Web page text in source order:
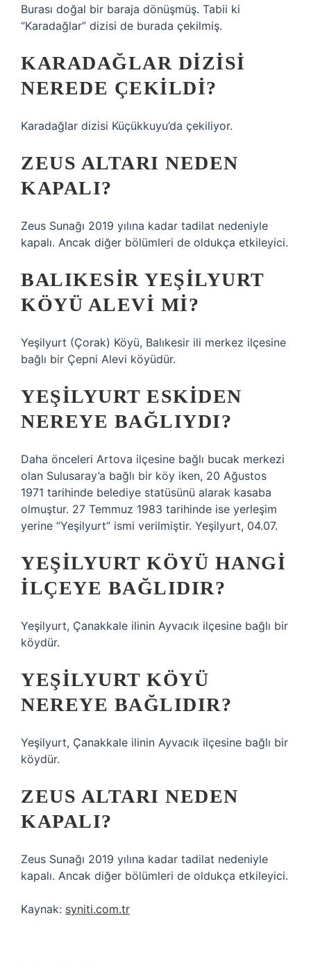
Burası doğal bir baraja dönüşmüş. Tabii ki
“Karadağlar” dizisi de burada çekilmiş.
KARADAĞLAR DIZISI
NEREDE ÇEKILDI?
Karadağlar dizisi Küçükkuyu’da çekiliyor.
ZEUS ALTARI NEDEN
KAPALI?
Zeus Sunağı 2019 yılına kadar tadilat nedeniyle
kapalı. Ancak diğer bölümleri de oldukça etkileyici.
BALIKESIR YEŞILYURT
KÖYÜ ALEVI MI?
Yeşilyurt (Çorak) Köyü, Balıkesir ili merkez ilçesine
bağlı bir Çepni Alevi köyüdür.
YEŞILYURT ESKIDEN
NEREYE BAĞLIYDI?
Daha önceleri Artova ilçesine bağlı bucak merkezi
olan Sulusaray’a bağlı bir köy iken, 20 Ağustos
1971 tarihinde belediye statüsünü alarak kasaba
olmuştur. 27 Temmuz 1983 tarihinde ise yerleşim
yerine “Yeşilyurt” ismi verilmiştir. Yeşilyurt, 04.07.
YEŞILYURT KÖYÜ HANGI
ILÇEYE BAĞLIDIR?
Yeşilyurt, Çanakkale ilinin Ayvacık ilçesine bağlı bir
köydür.
YEŞILYURT KÖYÜ
NEREYE BAĞLIDIR?
Yeşilyurt, Çanakkale ilinin Ayvacık ilçesine bağlı bir
köydür.
ZEUS ALTARI NEDEN
KAPALI?
Zeus Sunağı 2019 yılına kadar tadilat nedeniyle
kapalı. Ancak diğer bölümleri de oldukça etkileyici.
Kaynak: syniti.com.tr